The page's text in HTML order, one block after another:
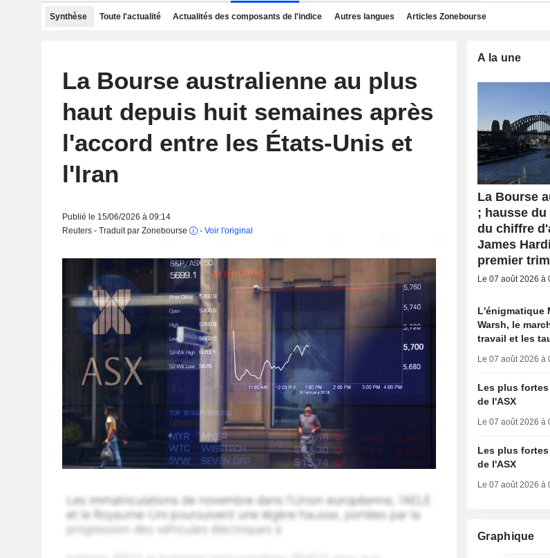
Synthèse Toute l'actualité Actualités des composants de l'indice Autres langues Articles Zonebourse
La Bourse australienne au plus
haut depuis huit semaines après
l'accord entre les États-Unis et
l'Iran
Publié le 15/06/2026 à 09:14
Reuters - Traduit par Zonebourse
- Voir l'original
A la une
La Bourse
; hausse
du chiffre
James
premier
Le 07 août 2026 à
L'énigmatique
Warsh, le
travail et les
Le 07 août 2026 à
Les plus
de l'ASX
Le 07 août 2026 à
Les plus
de l'ASX
Le 07 août 2026 à
Graphique